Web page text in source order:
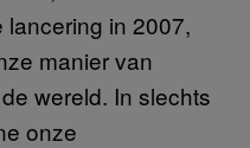
in 2007,
manier van
wereld. In slechts
onze